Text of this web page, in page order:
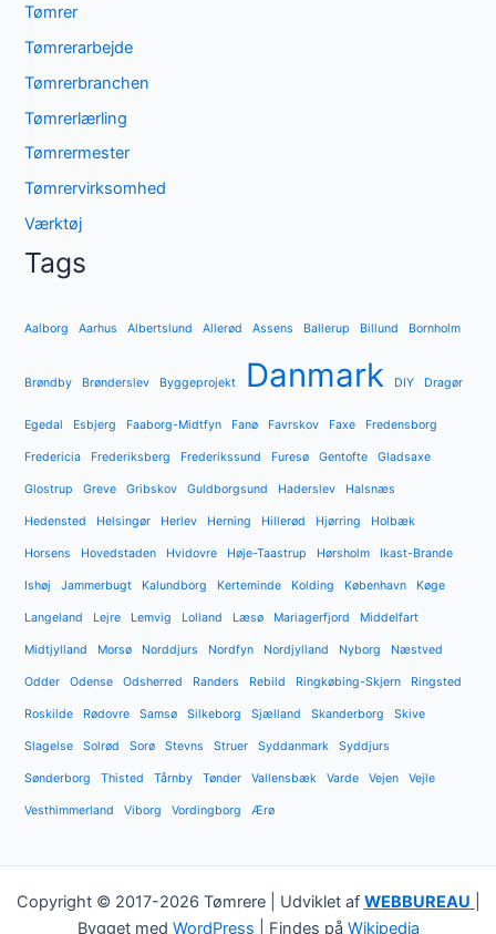
Tømrer
Tømrerarbejde
Tømrerbranchen
Tømrerlærling
Tømrermester
Tømrervirksomhed
Værktøj
Tags
Aalborg Aarhus Albertslund Allerød Assens Ballerup Billund Bornholm
Brøndby Brønderslev Byggeprojekt Danmark DIY Dragør
Egedal Esbjerg Faaborg-Midtfyn Fanø Favrskov Faxe Fredensborg
Fredericia Frederiksberg Frederikssund Furesø Gentofte Gladsaxe
Glostrup Greve Gribskov Guldborgsund Haderslev Halsnæs
Hedensted Helsingør Herlev Herning Hillerød Hjørring Holbæk
Horsens Hovedstaden Hvidovre Høje-Taastrup Hørsholm Ikast-Brande
Ishøj Jammerbugt Kalundborg Kerteminde Kolding København Køge
Langeland Lejre Lemvig Lolland Læsø Mariagerfjord Middelfart
Midtjylland Morsø Norddjurs Nordfyn Nordjylland Nyborg Næstved
Odder Odense Odsherred Randers Rebild Ringkøbing-Skjern Ringsted
Roskilde Rødovre Samsø Silkeborg Sjælland Skanderborg Skive
Slagelse Solrød Sorø Stevns Struer Syddanmark Syddjurs
Sønderborg Thisted Tårnby Tønder Vallensbæk Varde Vejen Vejle
Vesthimmerland Viborg Vordingborg Ærø
Copyright © 2017-2026 Tømrere | Udviklet af WEBBUREAU
Bygget med WordPress | Findes på Wikipedia